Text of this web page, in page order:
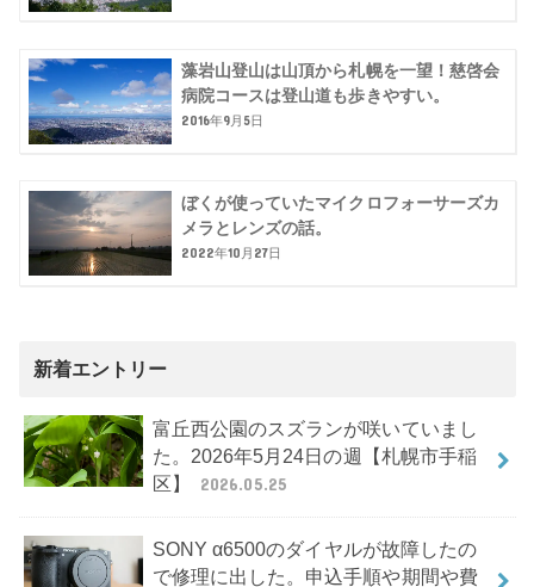
藻岩山登山は山頂から札幌を一望！慈啓会
病院コースは登山道も歩きやすい。
2016年9月5日
ぼくが使っていたマイクロフォーサーズカ
メラとレンズの話。
2022年10月27日
新着エントリー
富丘西公園のスズランが咲いていまし
た。2026年5月24日の週【札幌市手稲
区】
2026.05.25
SONY α6500のダイヤルが故障したの
で修理に出した。申込手順や期間や費